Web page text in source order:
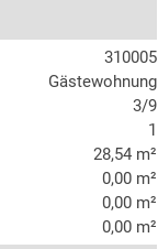
310005
Gästewohnung
3/9
1
28,54 m²
0,00 m²
0,00 m²
0,00 m²